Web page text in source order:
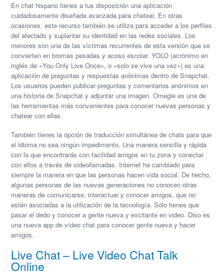
En chat hispano tienes a tus disposición una aplicación
cuidadosamente diseñada avanzada para chatear. En otras
ocasiones, este recurso también se utiliza para acceder a los perfiles
del afectado y suplantar su identidad en las redes sociales. Los
menores son una de las víctimas recurrentes de esta versión que se
convierten en bromas pesadas y acoso escolar. YOLO (acrónimo en
inglés de «You Only Live Once», o «solo se vive una vez») es una
aplicación de preguntas y respuestas anónimas dentro de Snapchat.
Los usuarios pueden publicar preguntas y comentarios anónimos en
una historia de Snapchat y adjuntar una imagen. Omegle es una de
las herramientas más convenientes para conocer nuevas personas y
chatear con ellas.
También tienes la opción de traducción simultánea de chats para que
el idioma no sea ningún impedimento. Una manera sencilla y rápida
con la que encontrarás con facilidad amigos en tu zona y conectar
con ellos a través de videollamadas. Internet ha cambiado para
siempre la manera en que las personas hacen vida social. De hecho,
algunas personas de las nuevas generaciones no conocen otras
maneras de comunicarse, interactuar y conocer amigos, que no
estén asociadas a la utilización de la tecnología. Sólo tienes que
pasar el dedo y conocer a gente nueva y excitante en video. Diso es
una nueva app de vídeo chat para conocer gente nueva y hacer
amigos.
Live Chat – Live Video Chat Talk
Online